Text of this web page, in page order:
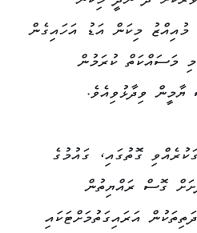
މިކަން އަޑު އަހައިގެން
މަސައްކަތް ކުރަމުން
ވިދާޅުވިއެވެ.
ގޮތުގައި، ގައުމުގެ
ގޮސް ރައްޔިތުން
އަރައިގަތުމަށްޓަކައި